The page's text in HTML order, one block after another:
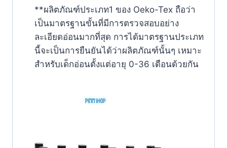
**ผลิตภัณฑ์ประเภท1 ของ Oeko-Tex ถือว่า
เป็นมาตรฐานขั้นที่มีการตรวจสอบอย่าง
ละเอียดอ่อนมากที่สุด การได้มาตรฐานประเภท
นี้จะเป็นการยืนยันได้ว่าผลิตภัณฑ์นั้นๆ เหมาะ
สำหรับเด็กอ่อนตั้งแต่อายุ 0-36 เดือนด้วยกัน